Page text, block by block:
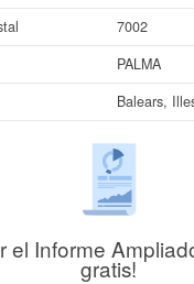
7002
PALMA
Balears,
el Informe
gratis!